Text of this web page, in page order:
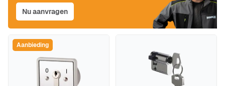
Aanbieding
Nu aanvragen